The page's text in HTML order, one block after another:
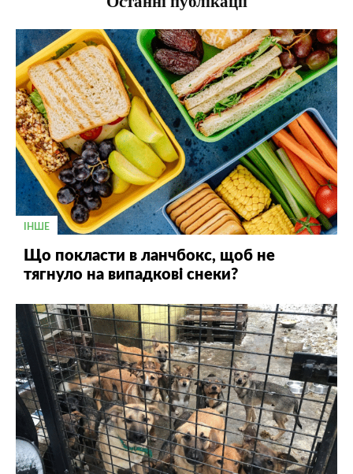
ІНШЕ
Що покласти в ланчбокс, щоб не
тягнуло на випадкові снеки?